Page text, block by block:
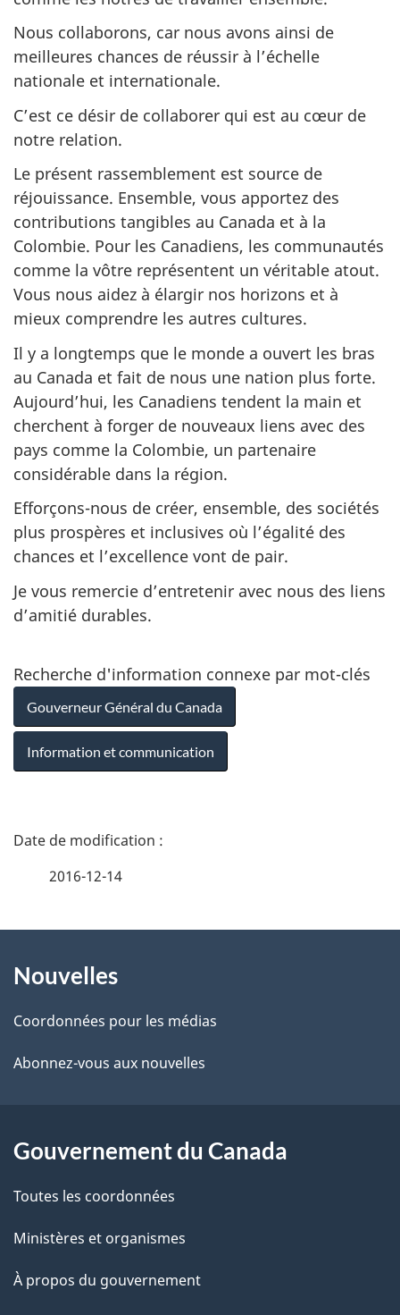
Nous collaborons, car nous avons ainsi de
meilleures chances de réussir à l’échelle
nationale et internationale.
C’est ce désir de collaborer qui est au cœur de
notre relation.
Le présent rassemblement est source de
réjouissance. Ensemble, vous apportez des
contributions tangibles au Canada et à la
Colombie. Pour les Canadiens, les communautés
comme la vôtre représentent un véritable atout.
Vous nous aidez à élargir nos horizons et à
mieux comprendre les autres cultures.
Il y a longtemps que le monde a ouvert les bras
au Canada et fait de nous une nation plus forte.
Aujourd’hui, les Canadiens tendent la main et
cherchent à forger de nouveaux liens avec des
pays comme la Colombie, un partenaire
considérable dans la région.
Efforçons-nous de créer, ensemble, des sociétés
plus prospères et inclusives où l’égalité des
chances et l’excellence vont de pair.
Je vous remercie d’entretenir avec nous des liens
d’amitié durables.
Recherche d'information connexe par mot-clés
Gouverneur Général du Canada
Information et communication
D
i
l
s
e
p
a
2016-12-14
propos
de
ce
Nouvelles
Coordonnées pour les médias
Abonnez-vous aux nouvelles
Gouvernement du Canada
Toutes les coordonnées
Ministères et organismes
À propos du gouvernement